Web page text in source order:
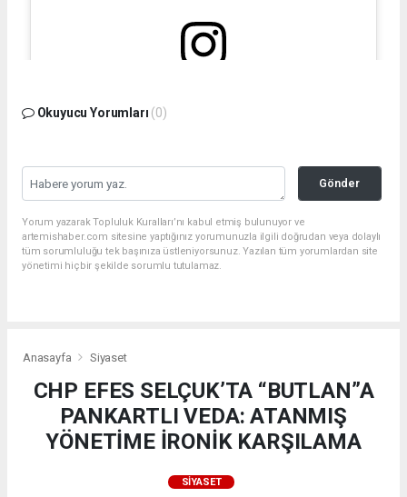
Okuyucu Yorumları (0)
Gönder
Yorum yazarak Topluluk Kuralları’nı kabul etmiş bulunuyor ve
artemishaber.com sitesine yaptığınız yorumunuzla ilgili doğrudan veya dolaylı
tüm sorumluluğu tek başınıza üstleniyorsunuz. Yazılan tüm yorumlardan site
yönetimi hiçbir şekilde sorumlu tutulamaz.
Anasayfa Siyaset
CHP EFES SELÇUK’TA “BUTLAN”A
PANKARTLI VEDA: ATANMIŞ
YÖNETİME İRONİK KARŞILAMA
SIYASET